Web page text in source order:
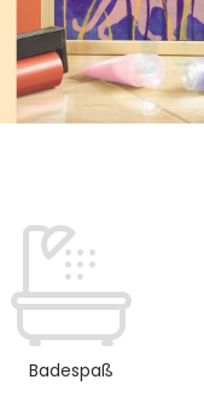
Badespaß